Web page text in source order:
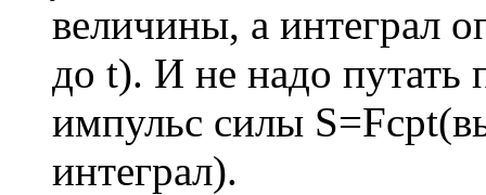
величины, а интеграл
до t). И не надо путать
импульс силы
интеграл).